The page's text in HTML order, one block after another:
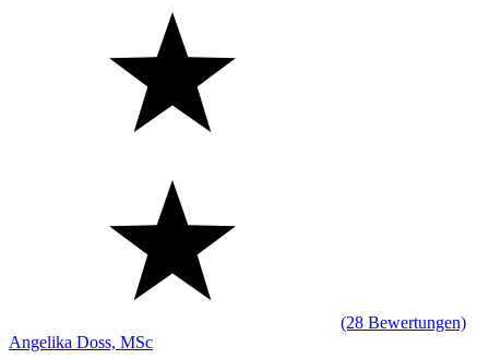
(28 Bewertungen)
Angelika Doss, MSc